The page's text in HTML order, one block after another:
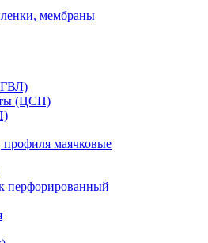
мембраны
ГВЛ)
(ЦСП)
профиля маячковые
перфорированный